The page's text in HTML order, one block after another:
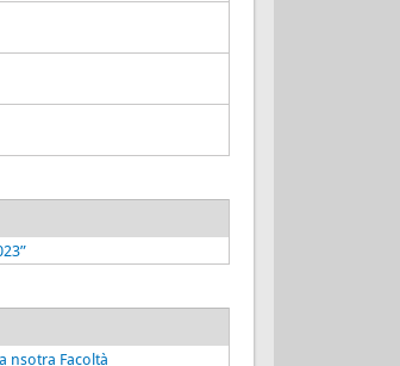
nsotra Facoltà